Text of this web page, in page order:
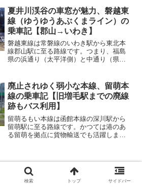
ます。2019年の台風の影響で部分運休し
ていましたが、202...
夏井川渓谷の車窓が魅力、磐越東
線（ゆうゆうあぶくまライン）の
乗車記【郡山→いわき】
磐越東線は常磐線のいわき駅から東北本
線郡山駅に至る路線です。つまり、福島
県の浜通り（太平洋側）と中通り（県中
線の車窓の見所としては、山越えの途中
にある夏井川渓谷が挙げら...
廃止されゆく弱小な本線、留萌本
線の乗車記【旧増毛駅までの廃線
跡もバス利用】
留萌るもい本線は函館本線の深川駅から
留萌駅に至る路線です。かつては港のあ
る留萌を拠点に貨物輸送でも活躍しまし
（後述）。赤線が留萌本線...
スポンサーリンク
検索 トップ サイドバー